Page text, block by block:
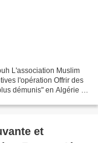
L'association Muslim
l'opération Offrir des
démunis" en Algérie .
et